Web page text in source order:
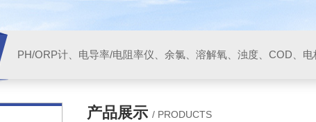
产品展示 / PRODUCTS